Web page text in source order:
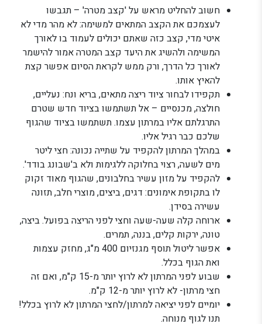
חשוב להחליט מראש על 'קצב מטרה' – תגבשו
לעצמכם את הקצב המתאים למשימה: לא מהר מדי לא
איטי מדי, קצב כזה שאתם יכולים לעמוד בו לאורך
המשימה ולהשיג את היעד קצב המטרה אמור להישמר
לאורך כל הדרך, ורק ממש לקראת הסיום אפשר קצת
להאיץ אותו.
תקפידו לבחור ציוד ריצה מתאים, בריא ונח: נעליים,
חולצה, מכנסיים – אל תשתמשו בציוד חדש שטרם
התרגלתם אליו במרתון עצמו. תשתמשו בציוד שהגוף
שלכם כבר רגיל אליו.
במהלך המרתון להקפיד על שתייה נכונה: חצי ליטר
מים לשעה, רצוי בחלוקה ללגימות ולא ב'שבונג בודד'.
להקפיד על מזון עשיר בחלבונים, שהגוף מאוד זקוק
לו בתקופת אימונים: דגים, ביצים, מוצרי חלב, תזונה
עשירה בסידן.
ארוחה קלה שעה-שעה וחצי לפני הריצה בפועל. ביצה,
טונה, ירקות קלים, בננה, תמרים.
אפשר ליטול תוסף מגנזיום 400 מ"ג, מחזק עצמות
ואת הגוף בכלל.
שבוע לפני המרתון לא לרוץ יותר מ-15 ק"מ, ואם זה
חצי מרתון- לא לרוץ יותר מ-12 ק"מ.
יומיים לפני יציאה למרתון/לחצי המרתון לא לרוץ בכלל!
תנו לגוף מנוחה.